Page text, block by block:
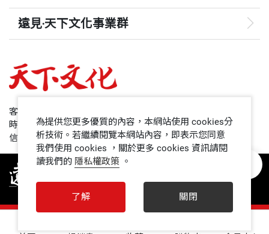
遠見‧天下文化事業群
哈佛商業評論
領導影響力學院
1號課堂
客服專線：+886 2 2662-0012
時間：週一~週五9:00~12:30;13:30~17:00
信箱：service@cwgv.com.tw
為提供您更多優質的內容，本網站使用 cookies分
析技術。若繼續閱覽本網站內容，即表示您同意
我們使用 cookies ，關於更多 cookies 資訊請閱
讀我們的 隱私權政策 。
了解 關閉